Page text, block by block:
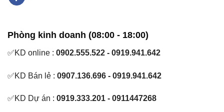
Phòng kinh doanh (08:00 - 18:00)
✅KD online : 0902.555.522 - 0919.941.642
✅KD Bán lẻ : 0907.136.696 - 0919.941.642
✅KD Dự án : 0919.333.201 - 0911447268